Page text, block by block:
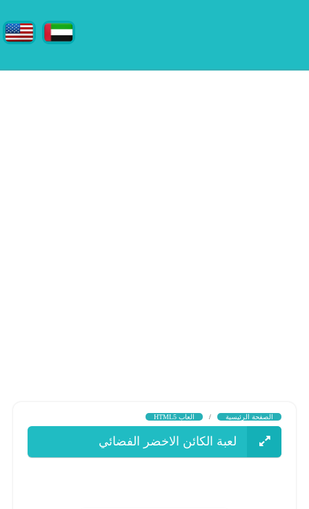
الصفحة الرئيسية / العاب HTML5
لعبة الكائن الاخضر الفضائي